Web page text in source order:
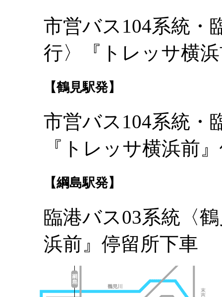
市営バス104系統・
行〉『トレッサ横
【鶴見駅発】
市営バス104系統・
『トレッサ横浜前
【綱島駅発】
臨港バス03系統〈
浜前』停留所下車